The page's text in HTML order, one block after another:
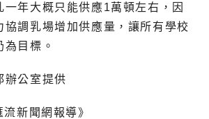
一年大概只能供應1萬頓左右，因
協調乳場增加供應量，讓所有學校
目標。
辦公室提供
新聞網報導》